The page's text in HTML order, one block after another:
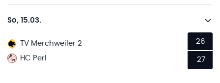
So, 15.03.
TV Merchweiler 2
HC Perl
26
27